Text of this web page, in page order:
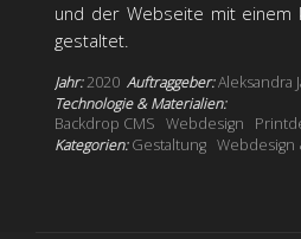
und der Webseite mit einem
gestaltet.
Jahr:2020 Auftraggeber:Aleksandra
Technologie & Materialien:
Backdrop CMS Webdesign
Kategorien:Gestaltung